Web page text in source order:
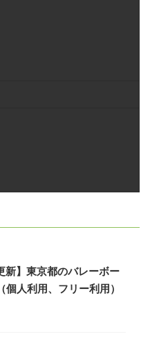
新】東京都のバレーボー
個人利用、フリー利用）